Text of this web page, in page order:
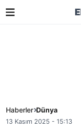
Haberler Dünya
13 Kasım 2025 - 15:13